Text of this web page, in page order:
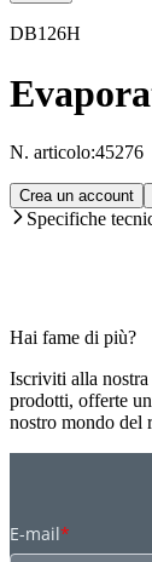
DB126H
N. articolo:45276
Crea un account
Specifiche
Hai fame di più?
Iscriviti alla
prodotti, offerte
nostro mondo del
E-mail*